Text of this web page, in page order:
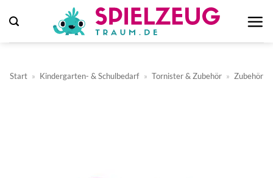
Inhalt
springen
Start » Kindergarten- & Schulbedarf » Tornister & Zubehör » Zubehör